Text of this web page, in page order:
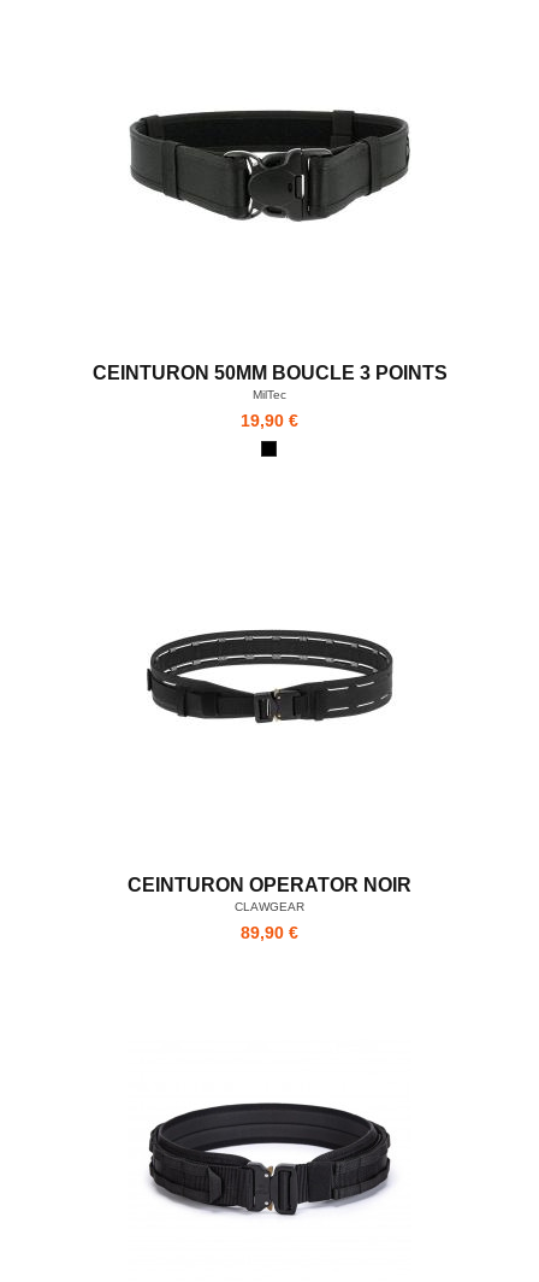
CEINTURON 50MM BOUCLE 3 POINTS
MilTec
19,90 €
CEINTURON OPERATOR NOIR
CLAWGEAR
89,90 €